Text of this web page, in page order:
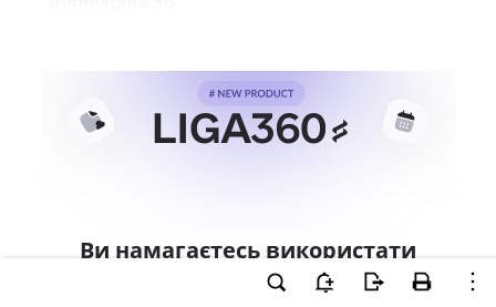
Ви намагаєтесь використати
інструменти для професійної